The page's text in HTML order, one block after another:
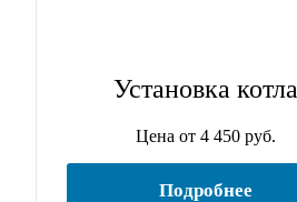
Установка котла
Цена от 4 450 руб.
Подробнее